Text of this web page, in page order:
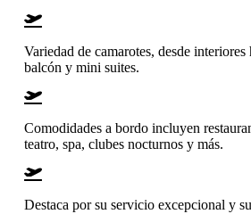
Variedad de camarotes, desde interiores
balcón y mini suites.
Comodidades a bordo incluyen
teatro, spa, clubes nocturnos y más.
Destaca por su servicio excepcional y